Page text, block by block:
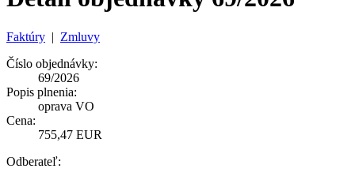
Faktúry | Zmluvy
Číslo objednávky:
69/2026
Popis plnenia:
oprava VO
Cena:
755,47 EUR
Odberateľ: